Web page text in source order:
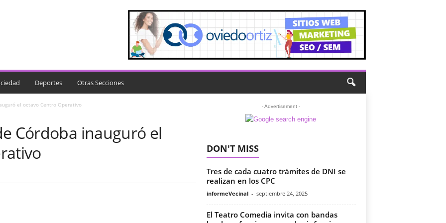
Deportes Otras Secciones
el octavo Centro Operativo
Córdoba inauguró el
- Advertisement -
DON'T MISS
Tres de cada cuatro trámites de DNI se
realizan en los CPC
informeVecinal - septiembre 24, 2025
El Teatro Comedia invita con bandas